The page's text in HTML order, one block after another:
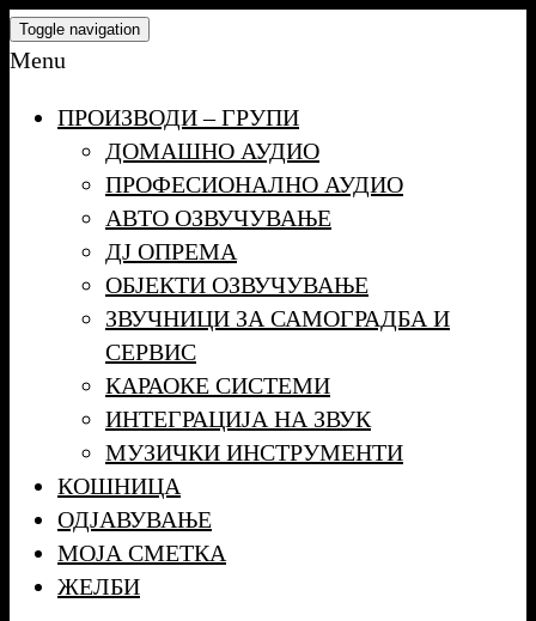
Skip
to
content
Toggle navigation
Menu
ПРОИЗВОДИ – ГРУПИ
ДОМАШНО АУДИО
ПРОФЕСИОНАЛНО АУДИО
АВТО ОЗВУЧУВАЊЕ
ДЈ ОПРЕМА
ОБЈЕКТИ ОЗВУЧУВАЊЕ
ЗВУЧНИЦИ ЗА САМОГРАДБА И
СЕРВИС
КАРАОКЕ СИСТЕМИ
ИНТЕГРАЦИЈА НА ЗВУК
МУЗИЧКИ ИНСТРУМЕНТИ
КОШНИЦА
ОДЈАВУВАЊЕ
МОЈА СМЕТКА
ЖЕЛБИ